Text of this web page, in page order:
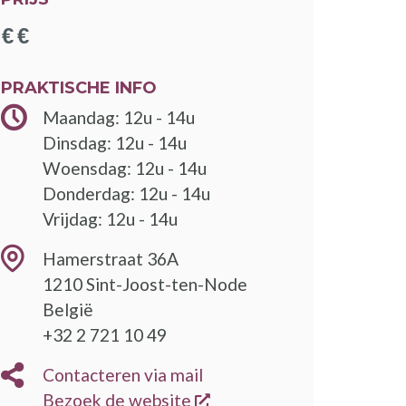
PRAKTISCHE INFO
Maandag: 12u - 14u
Dinsdag: 12u - 14u
Woensdag: 12u - 14u
Donderdag: 12u - 14u
Vrijdag: 12u - 14u
Hamerstraat 36A
1210Sint-Joost-ten-Node
België
+32 2 721 10 49
Contacteren via mail
Bezoek de website
opent een nieuw venster